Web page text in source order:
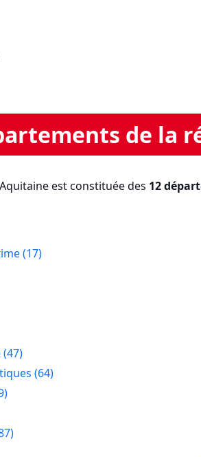
de la
est constituée des 12
(17)
(64)